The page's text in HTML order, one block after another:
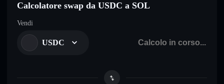
Calcolatore swap da USDC a SOL
Vendi
USDC